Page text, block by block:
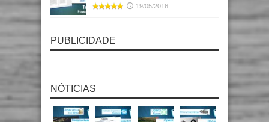
19/05/2016
PUBLICIDADE
NÓTICIAS